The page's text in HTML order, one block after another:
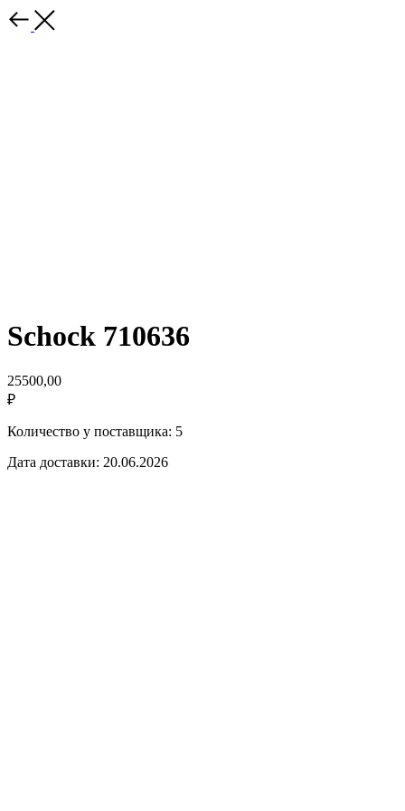
Schock 710636
25500,00
₽
Количество у поставщика: 5
Дата доставки: 20.06.2026